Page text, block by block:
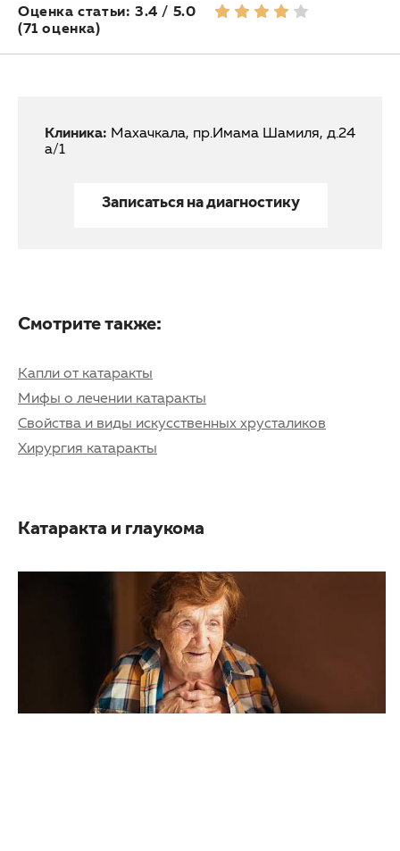
Оценка статьи: 3.4 / 5.0
(71 оценка)
Клиника: Махачкала, пр.Имама Шамиля, д.24
а/1
Записаться на диагностику
Смотрите также:
Капли от катаракты
Мифы о лечении катаракты
Свойства и виды искусственных хрусталиков
Хирургия катаракты
Катаракта и глаукома